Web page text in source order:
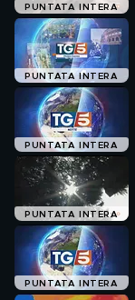
PUNTATA INTERA
PUNTATA INTERA
PUNTATA INTERA
PUNTATA INTERA
PUNTATA INTERA